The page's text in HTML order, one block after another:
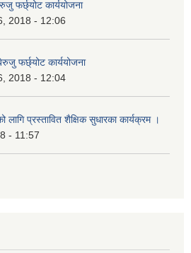
फर्छ्योट कार्ययोजना
2018 - 12:06
फर्छ्योट कार्ययोजना
2018 - 12:04
प्रस्तावित शैक्षिक सुधारका कार्यक्रम ।
- 11:57